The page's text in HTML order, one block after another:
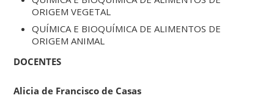
ORIGEM VEGETAL
QUÍMICA E BIOQUÍMICA DE ALIMENTOS DE
ORIGEM ANIMAL
DOCENTES
Alicia de Francisco de Casas